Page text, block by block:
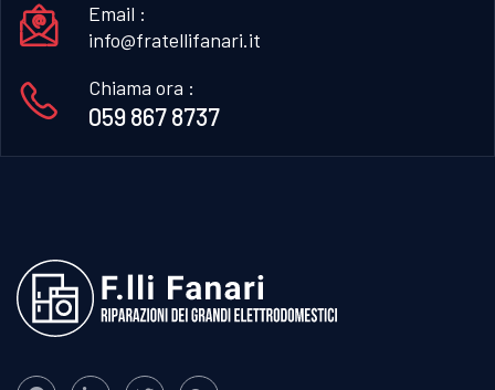
Email :
info@fratellifanari.it
Chiama ora :
059 867 8737